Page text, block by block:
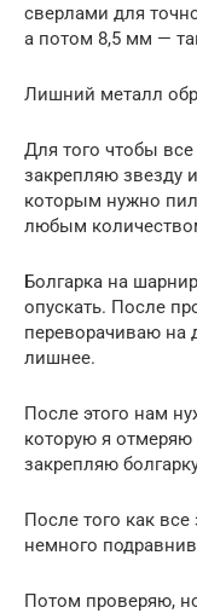
сверлами для
а потом 8,5 мм —
Лишний металл
Для того чтобы
закрепляю звезду
которым нужно
любым
Болгарка на
опускать. После
переворачиваю на
лишнее.
После этого нам
которую я отмеряю
закрепляю
После того как
немного
Потом проверяю,